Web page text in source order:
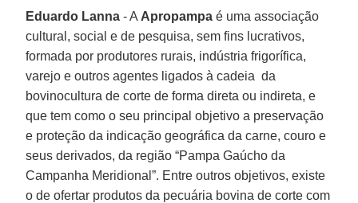
Eduardo Lanna- A Apropampa é uma associação
cultural, social e de pesquisa, sem fins lucrativos,
formada por produtores rurais, indústria frigorífica,
varejo e outros agentes ligados à cadeia da
bovinocultura de corte de forma direta ou indireta, e
que tem como o seu principal objetivo a preservação
e proteção da indicação geográfica da carne, couro e
seus derivados, da região “Pampa Gaúcho da
Campanha Meridional”. Entre outros objetivos, existe
o de ofertar produtos da pecuária bovina de corte com